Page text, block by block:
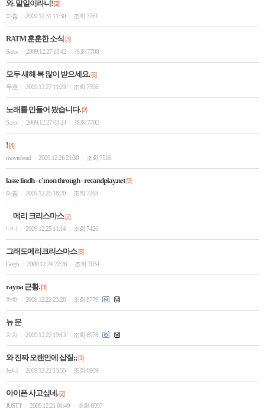
와. 말일이라니![2]
아침
2009.12.31 11:30 조회 7761
RATM 훈훈한 소식 [3]
Sartre
2009.12.27 13:42 조회 7700
모두 새해 복 많이 받으세요.[6]
우호
2009.12.27 11:23 조회 7596
노래를 만들어 봤습니다.[2]
Sartre
2009.12.27 03:24 조회 7702
![4]
moviehead
2009.12.26 21:30 조회 7516
lasse lindh - c'mon through - recandplay.net[9]
아침
2009.12.25 18:20 조회 7268
메리 크리스마스[2]
나나
2009.12.25 11:14 조회 7426
그래도메리크리스마스[8]
Gogh
2009.12.24 22:26 조회 7034
rayna 근황.[3]
차차
2009.12.22 23:28 조회 8779
뉴 문
차차 2009.12.22 19:13 조회 6978
와 진짜 오랜만에 삽질;;[1]
노니
2009.12.22 13:55 조회 6909
아이폰 사고싶네.[2]
JUSTT
2009.12.21 01:49 조회 6997